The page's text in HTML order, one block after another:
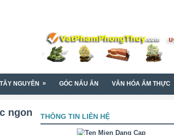
TÂY NGUYÊN » GÓC NẤU ĂN VĂN HÓA ẨM THỰC
ngon
THÔNG TIN LIÊN HỆ